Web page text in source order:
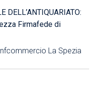
DELL’ANTIQUARIATO:
Firmafede di
La Spezia